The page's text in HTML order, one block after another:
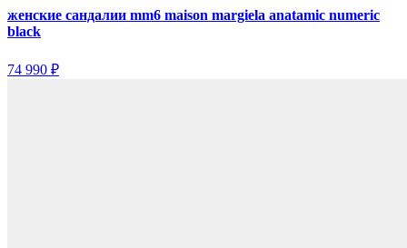
женские сандалии mm6 maison margiela anatamic numeric
black
74 990 ₽